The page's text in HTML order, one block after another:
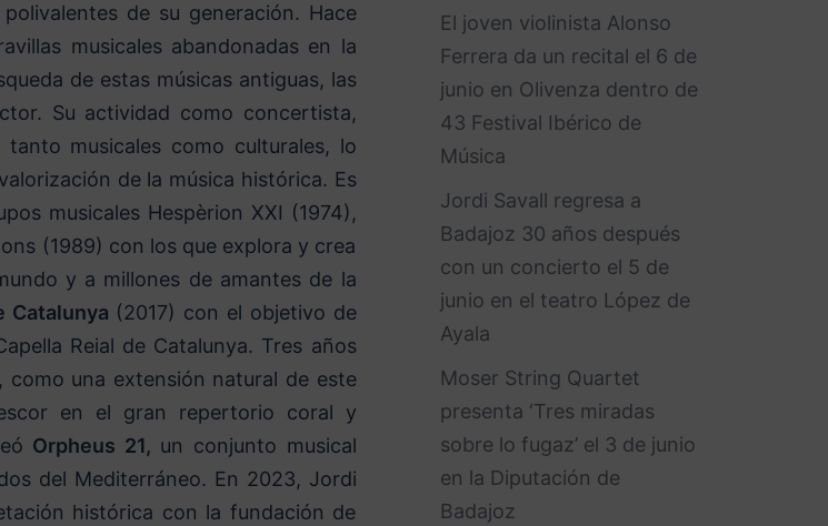
de su generación. Hace
musicales abandonadas en la
de estas músicas antiguas, las
Su actividad como concertista,
musicales como culturales, lo
de la música histórica. Es
musicales Hespèrion XXI (1974),
(1989) con los que explora y crea
y a millones de amantes de la
Catalunya (2017) con el objetivo de
Reial de Catalunya. Tres años
como una extensión natural de este
en el gran repertorio coral y
Orpheus 21, un conjunto musical
del Mediterráneo. En 2023, Jordi
histórica con la fundación de
El joven violinista Alonso
Ferrera da un recital el 6 de
junio en Olivenza dentro de
43 Festival Ibérico de
Música
Jordi Savall regresa a
Badajoz 30 años después
con un concierto el 5 de
junio en el teatro López de
Ayala
Moser String Quartet
presenta ‘Tres miradas
sobre lo fugaz’ el 3 de junio
en la Diputación de
Badajoz